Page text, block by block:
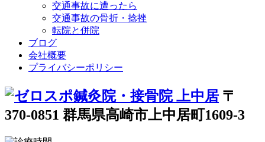
交通事故に遭ったら
交通事故の骨折・捻挫
転院と併院
ブログ
会社概要
プライバシーポリシー
〒
370-0851 群馬県高崎市上中居町1609-3